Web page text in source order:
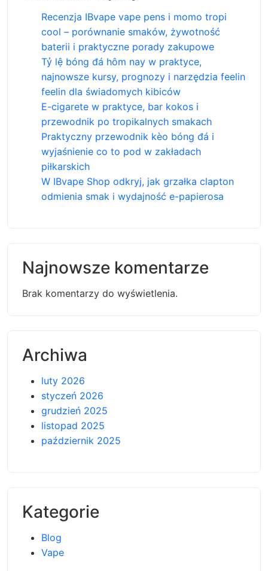
Recenzja IBvape vape pens i momo tropi
cool – porównanie smaków, żywotność
baterii i praktyczne porady zakupowe
Tỷ lệ bóng đá hôm nay w praktyce,
najnowsze kursy, prognozy i narzędzia feelin
feelin dla świadomych kibiców
E-cigarete w praktyce, bar kokos i
przewodnik po tropikalnych smakach
Praktyczny przewodnik kèo bóng đá i
wyjaśnienie co to pod w zakładach
piłkarskich
W IBvape Shop odkryj, jak grzałka clapton
odmienia smak i wydajność e-papierosa
Najnowsze komentarze
Brak komentarzy do wyświetlenia.
Archiwa
luty 2026
styczeń 2026
grudzień 2025
listopad 2025
październik 2025
Kategorie
Blog
Vape